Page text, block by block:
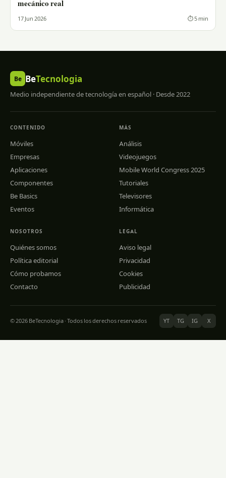
mecánico real
17 Jun 2026 ⏱ 5 min
Be BeTecnologia
Medio independiente de tecnología en español · Desde 2022
CONTENIDO
Móviles
Empresas
Aplicaciones
Componentes
Be Basics
Eventos
MÁS
Análisis
Videojuegos
Mobile World Congress 2025
Tutoriales
Televisores
Informática
NOSOTROS
Quiénes somos
Política editorial
Cómo probamos
Contacto
LEGAL
Aviso legal
Privacidad
Cookies
Publicidad
© 2026 BeTecnologia · Todos los derechos reservados YT TG IG X